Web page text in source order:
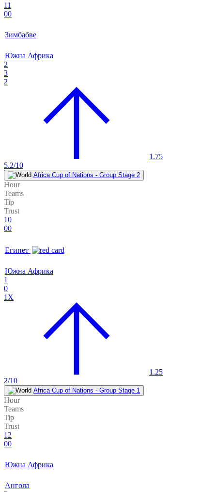
11
00
Зимбабве
Южна Африка
2
3
2
1.75
5.2/10
Africa Cup of Nations - Group Stage 2
Hour
Teams
Tip
Trust
10
00
Египет
Южна Африка
1
0
1X
1.25
2/10
Africa Cup of Nations - Group Stage 1
Hour
Teams
Tip
Trust
12
00
Южна Африка
Ангола